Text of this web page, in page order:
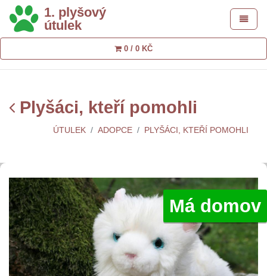
1. plyšový
útulek
Toggle
0 / 0 KČ
Plyšáci, kteří pomohli
ÚTULEK ADOPCE PLYŠÁCI, KTEŘÍ POMOHLI
Má domov